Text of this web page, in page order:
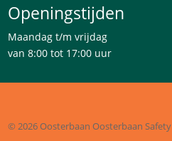
Openingstijden
Maandag t/m vrijdag
van 8:00 tot 17:00 uur
© 2026 OosterbaanOosterbaan Safety